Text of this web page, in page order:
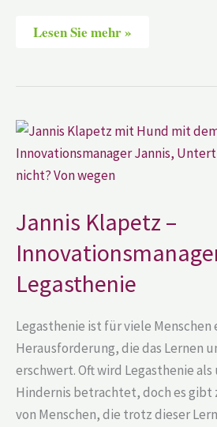
Lesen Sie mehr »
Jannis Klapetz –
Legasthenie
Legasthenie ist für viele Menschen
Herausforderung, die das Lernen
erschwert. Oft wird Legasthenie
Hindernis betrachtet, doch es gibt
von Menschen, die trotz dieser
Jannis
Klapetz
–
Innovationsmanager
–
Legasthenie